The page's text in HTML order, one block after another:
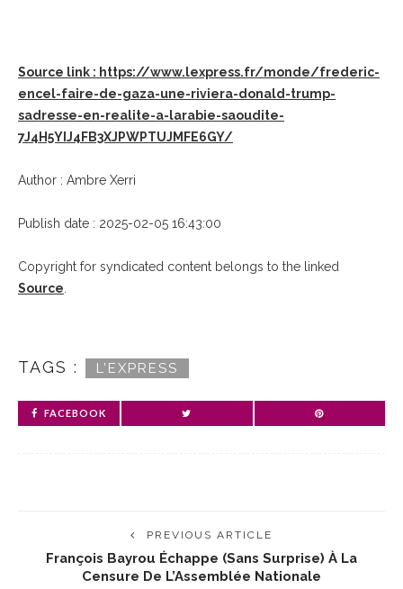
Source link : https://www.lexpress.fr/monde/frederic-
encel-faire-de-gaza-une-riviera-donald-trump-
sadresse-en-realite-a-larabie-saoudite-
7J4H5YIJ4FB3XJPWPTUJMFE6GY/
Author : Ambre Xerri
Publish date : 2025-02-05 16:43:00
Copyright for syndicated content belongs to the linked
Source
TAGS : L’EXPRESS
FACEBOOK
PREVIOUS ARTICLE
François Bayrou Échappe (sans Surprise) À La
Censure De L’Assemblée Nationale